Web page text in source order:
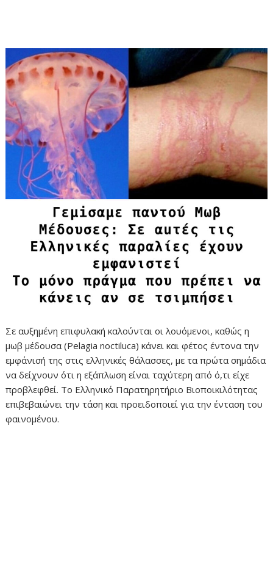
Σε αυξημένη επιφυλακή καλούνται οι λουόμενοι, καθώς η
μωβ μέδουσα (Pelagia noctiluca) κάνει και φέτος έντονα την
εμφάνισή της στις ελληνικές θάλασσες, με τα πρώτα σημάδια
να δείχνουν ότι η εξάπλωση είναι ταχύτερη από ό,τι είχε
προβλεφθεί. Το Ελληνικό Παρατηρητήριο Βιοποικιλότητας
επιβεβαιώνει την τάση και προειδοποιεί για την ένταση του
φαινομένου.